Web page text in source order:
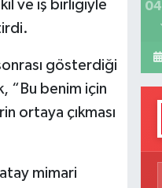
ve iş birliğiyle
gösterdiği
“Bu benim için
ortaya çıkması
mimari